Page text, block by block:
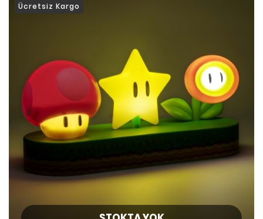
Ücretsiz Kargo